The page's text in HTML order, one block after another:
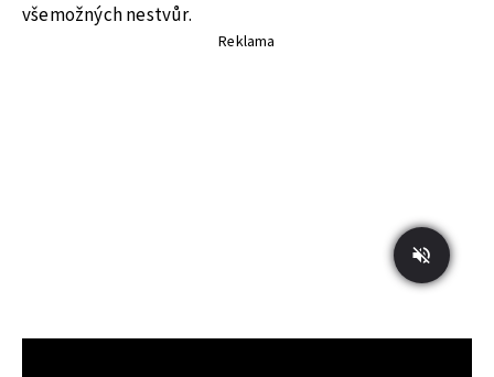
všemožných nestvůr.
Reklama